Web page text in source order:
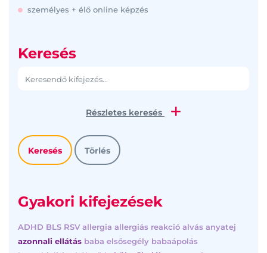
személyes + élő online képzés
Keresés
Részletes keresés
Gyakori kifejezések
ADHD BLS RSV allergia allergiás reakció alvás anyatej
azonnali ellátás baba elsősegély babaápolás